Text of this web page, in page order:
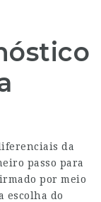
da
passo para
por meio
escolha do